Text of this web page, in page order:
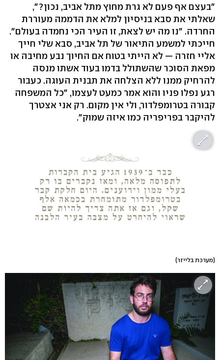
"בעצם אף פעם לא גרת מחוץ מתל אביב, נכון?",
שאלתי את סבא בניסיון למלא את הדממה מעוררת
החרדה. "נו מה יש לצאת, זו העיר הכי נחמדה בעולם".
חייכתי למשמע התיאור של תל אביב, סבא שלי חייך
אליי חזרה — לא הייתי בטוח אם החיוך נבע מחיבה או
מפאת הסוכר שהשתולל בדמו בעוד אשתו מנסה
להרחיק ממנו ללא הצלחה את תבנית העוגה. כעבור
רגע נפלו פניו והוא אמר כמעט לעצמו, "כל המשפחה
קבורה בטרומפלדור, ולי אין מקום. רק אני אצטרך
להיקבר בפריפריה כמו איזה שמוק".
(מערכת בלייזר)